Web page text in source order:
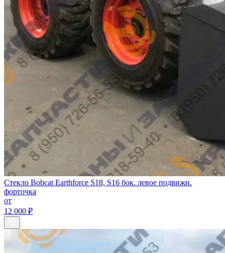
Стекло Bobcat Earthforce S18, S16 бок. левое подвижн.
форточка
от
12 000 ₽